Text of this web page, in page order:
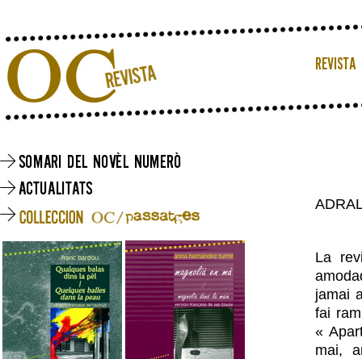
La
jamai
fai
«
mai,